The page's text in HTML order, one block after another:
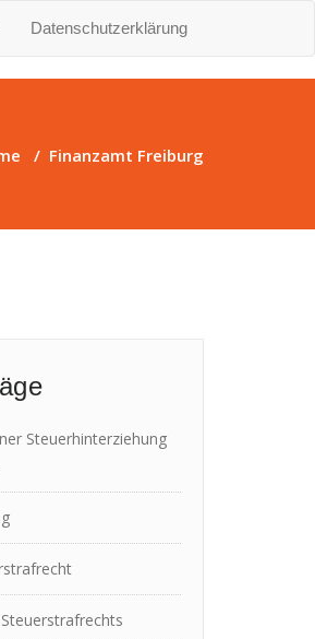
Datenschutzerklärung
/ Finanzamt Freiburg
Steuerhinterziehung